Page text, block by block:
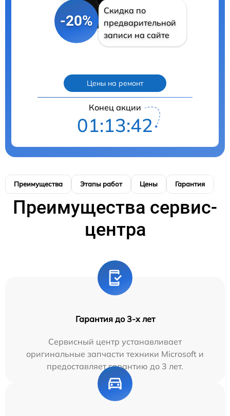
-20%
Скидка по
предварительной
записи на сайте
Цены на ремонт
Конец акции
01:13:39
Преимущества Этапы работ Цены Гарантия
Преимущества сервис-
центра
Гарантия до 3-х лет
Сервисный центр устанавливает
оригинальные запчасти техники Microsoft и
предоставляет гарантию до 3 лет.